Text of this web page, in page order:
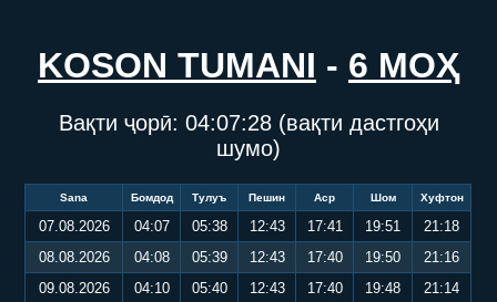
KOSON TUMANI - 6 МОҲ
Вақти ҷорӣ: 04:07:28(вақти дастгоҳи
шумо)
Sana Бомдод Тулуъ Пешин Аср Шом Хуфтон
07.08.2026 04:07 05:38 12:43 17:41 19:51
21:18
08.08.2026
04:08 05:39 12:43 17:40 19:50
21:16
09.08.2026
04:10 05:40 12:43 17:40 19:48
21:14